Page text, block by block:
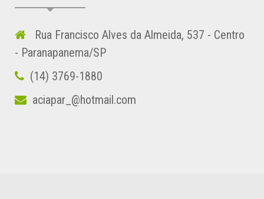
Rua Francisco Alves da Almeida, 537 - Centro
- Paranapanema/SP
(14) 3769-1880
aciapar_@hotmail.com